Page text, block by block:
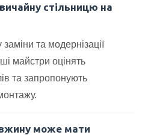
стільницю на
та модернізації
майстри оцінять
та запропонують
може мати